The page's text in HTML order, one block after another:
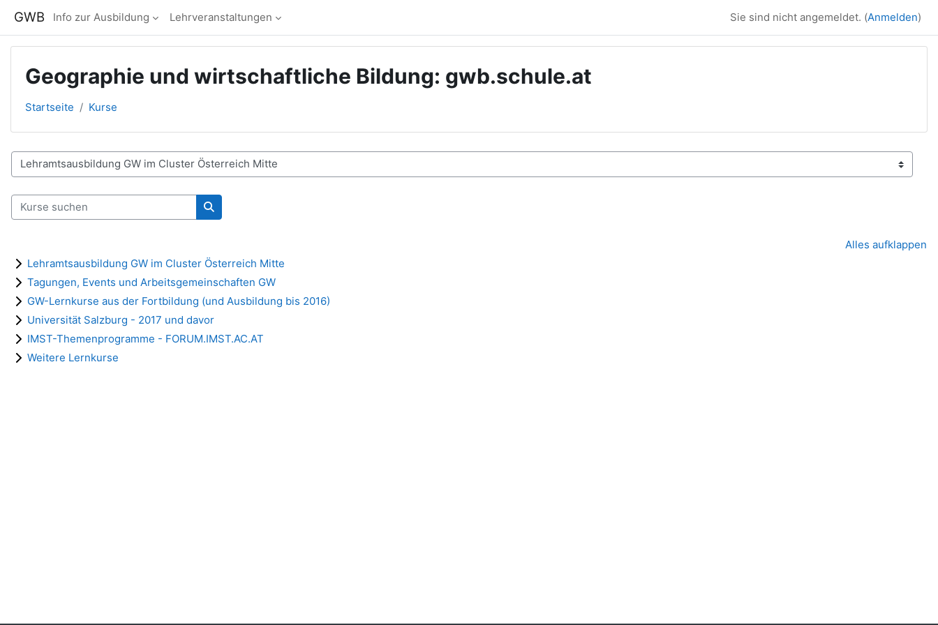
GWB Info zur Ausbildung Lehrveranstaltungen Sie sind nicht angemeldet. (Anmelden)
Geographie und wirtschaftliche Bildung: gwb.schule.at
Startseite Kurse
Kursbereiche
Kurse suchen
Kurse suchen
Alles aufklappen
Lehramtsausbildung GW im Cluster Österreich Mitte
Tagungen, Events und Arbeitsgemeinschaften GW
GW-Lernkurse aus der Fortbildung (und Ausbildung bis 2016)
Universität Salzburg - 2017 und davor
IMST-Themenprogramme - FORUM.IMST.AC.AT
Weitere Lernkurse